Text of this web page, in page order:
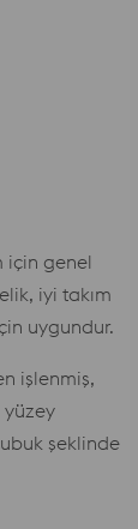
için genel
iyi takım
uygundur.
işlenmiş,
yüzey
şeklinde